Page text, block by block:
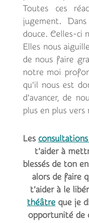
Toutes ces
jugement.
douce. Celles-ci
Elles nous
de nous faire
notre moi
qu’il nous est
d’avancer, de
plus en plus
Les
t’aider à
blessés de ton
alors de faire
t’aider à le
théâtreque je
opportunité de